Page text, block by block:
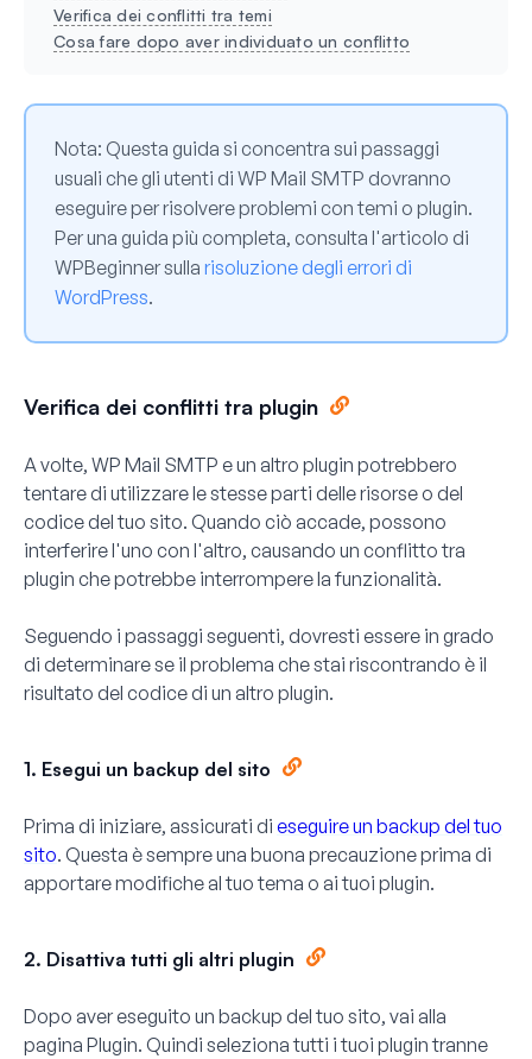
Verifica dei conflitti tra temi
Cosa fare dopo aver individuato un conflitto
Nota: Questa guida si concentra sui passaggi
usuali che gli utenti di WP Mail SMTP dovranno
eseguire per risolvere problemi con temi o plugin.
Per una guida più completa, consulta l'articolo di
WPBeginner sulla risoluzione degli errori di
WordPress.
Verifica dei conflitti tra plugin
A volte, WP Mail SMTP e un altro plugin potrebbero
tentare di utilizzare le stesse parti delle risorse o del
codice del tuo sito. Quando ciò accade, possono
interferire l'uno con l'altro, causando un conflitto tra
plugin che potrebbe interrompere la funzionalità.
Seguendo i passaggi seguenti, dovresti essere in grado
di determinare se il problema che stai riscontrando è il
risultato del codice di un altro plugin.
1. Esegui un backup del sito
Prima di iniziare, assicurati di eseguire un backup del tuo
sito. Questa è sempre una buona precauzione prima di
apportare modifiche al tuo tema o ai tuoi plugin.
2. Disattiva tutti gli altri plugin
Dopo aver eseguito un backup del tuo sito, vai alla
pagina Plugin. Quindi seleziona tutti i tuoi plugin tranne